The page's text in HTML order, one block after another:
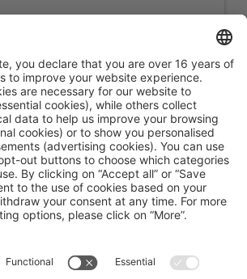
1.750,00 €
für12. - 17. Aug.
Mittwoch - Montag
Alle Angebote anzeigen
Hotel Karlwirt
1 Pertisau am Achensee Tirol Österreich